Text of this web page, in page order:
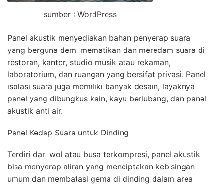
sumber : WordPress
Panel akustik menyediakan bahan penyerap suara
yang berguna demi mematikan dan meredam suara di
restoran, kantor, studio musik atau rekaman,
laboratorium, dan ruangan yang bersifat privasi. Panel
isolasi suara juga memiliki banyak desain, layaknya
panel yang dibungkus kain, kayu berlubang, dan panel
akustik anti air.
Panel Kedap Suara untuk Dinding
Terdiri dari wol atau busa terkompresi, panel akustik
bisa menyerap aliran yang menciptakan kebisingan
umum dan membatasi gema di dinding dalam area